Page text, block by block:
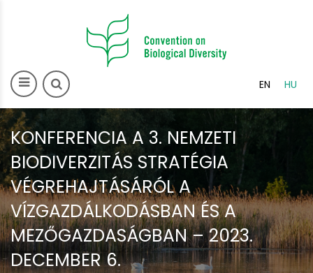
EN HU
KONFERENCIA A 3. NEMZETI
BIODIVERZITÁS STRATÉGIA
VÉGREHAJTÁSÁRÓL A
VÍZGAZDÁLKODÁSBAN ÉS A
MEZŐGAZDASÁGBAN – 2023.
DECEMBER 6.